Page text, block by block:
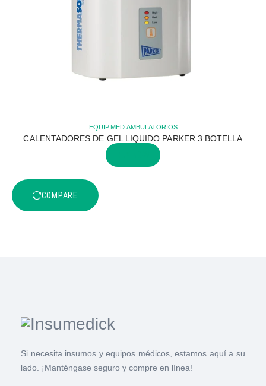
EQUIP.MED.AMBULATORIOS
CALENTADORES DE GEL LIQUIDO PARKER 3 BOTELLA
COMPARE
Si necesita insumos y equipos médicos, estamos aquí a su
lado. ¡Manténgase seguro y compre en línea!